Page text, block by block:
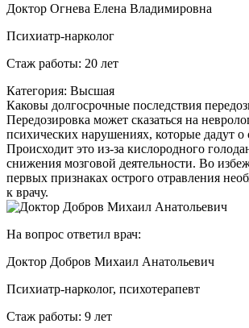
Доктор Огнева Елена Владимировна
Психиатр-нарколог
Стаж работы: 20 лет
Категория: Высшая
Каковы долгосрочные последствия
Передозировка может сказаться на
психических нарушениях, которые дадут о
Происходит это из-за кислородного
снижения мозговой деятельности. Во
первых признаках острого отравления
к врачу.
На вопрос ответил врач:
Доктор Добров Михаил Анатольевич
Психиатр-нарколог, психотерапевт
Стаж работы: 9 лет